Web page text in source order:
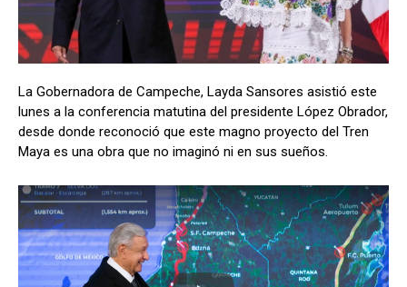
La Gobernadora de Campeche, Layda Sansores asistió este
lunes a la conferencia matutina del presidente López Obrador,
desde donde reconoció que este magno proyecto del Tren
Maya es una obra que no imaginó ni en sus sueños.